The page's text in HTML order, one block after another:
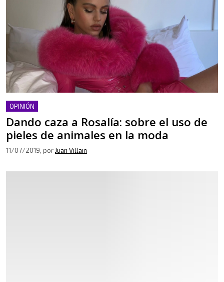
OPINIÓN
Dando caza a Rosalía: sobre el uso de
pieles de animales en la moda
11/07/2019, por Juan Villain